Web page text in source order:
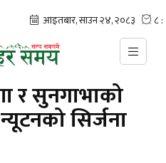
र सुनगाभाको
सिर्जना